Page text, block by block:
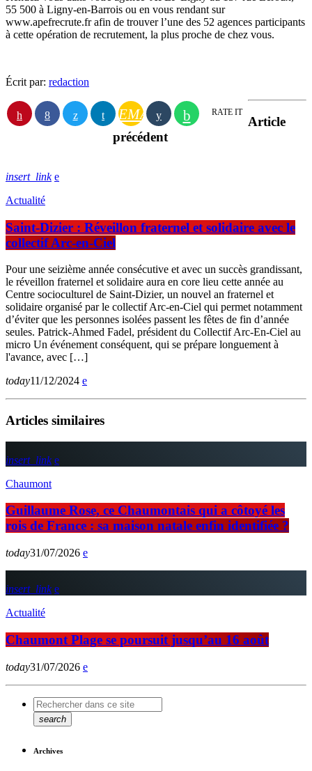
55 500 à Ligny-en-Barrois ou en vous rendant sur
www.apefrecrute.fr afin de trouver l’une des 52 agences participants
à cette opération de recrutement, la plus proche de chez vous.
Écrit par: redaction
EMAIL RATE IT
Article
précédent
insert_link
Actualité
Saint-Dizier : Réveillon fraternel et solidaire avec le
collectif Arc-en-Ciel
Pour une seizième année consécutive et avec un succès grandissant,
le réveillon fraternel et solidaire aura en core lieu cette année au
Centre socioculturel de Saint-Dizier, un nouvel an fraternel et
solidaire organisé par le collectif Arc-en-Ciel qui permet notamment
d’éviter que les personnes isolées passent les fêtes de fin d’année
seules. Patrick-Ahmed Fadel, président du Collectif Arc-En-Ciel au
micro Un événement conséquent, qui se prépare longuement à
l'avance, avec […]
today11/12/2024
Articles similaires
insert_link
Chaumont
Guillaume Rose, ce Chaumontais qui a côtoyé les
rois de France : sa maison natale enfin identifiée ?
today31/07/2026
insert_link
Actualité
Chaumont Plage se poursuit jusqu’au 16 août
today31/07/2026
search
Archives